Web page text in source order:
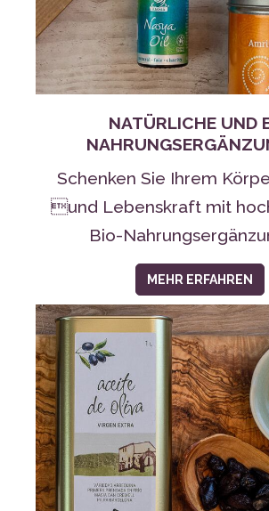
NATÜRLICHE UND
Schenken Sie Ihrem
und Lebenskraft mit
Bio-